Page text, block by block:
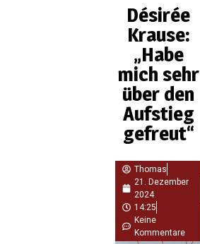
Désirée
Krause:
„Habe
mich sehr
über den
Aufstieg
gefreut“
Thomas
21. Dezember
2024
14:25
Keine
Kommentare